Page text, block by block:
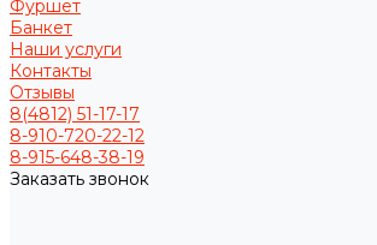
Фуршет
Банкет
Наши услуги
Контакты
Отзывы
8(4812) 51-17-17
8-910-720-22-12
8-915-648-38-19
Заказать звонок